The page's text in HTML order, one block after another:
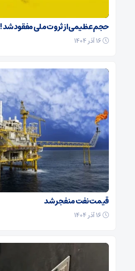
حجم عظیمی از ثروت ملی مفقود شد !
قیمت نفت منفجر شد